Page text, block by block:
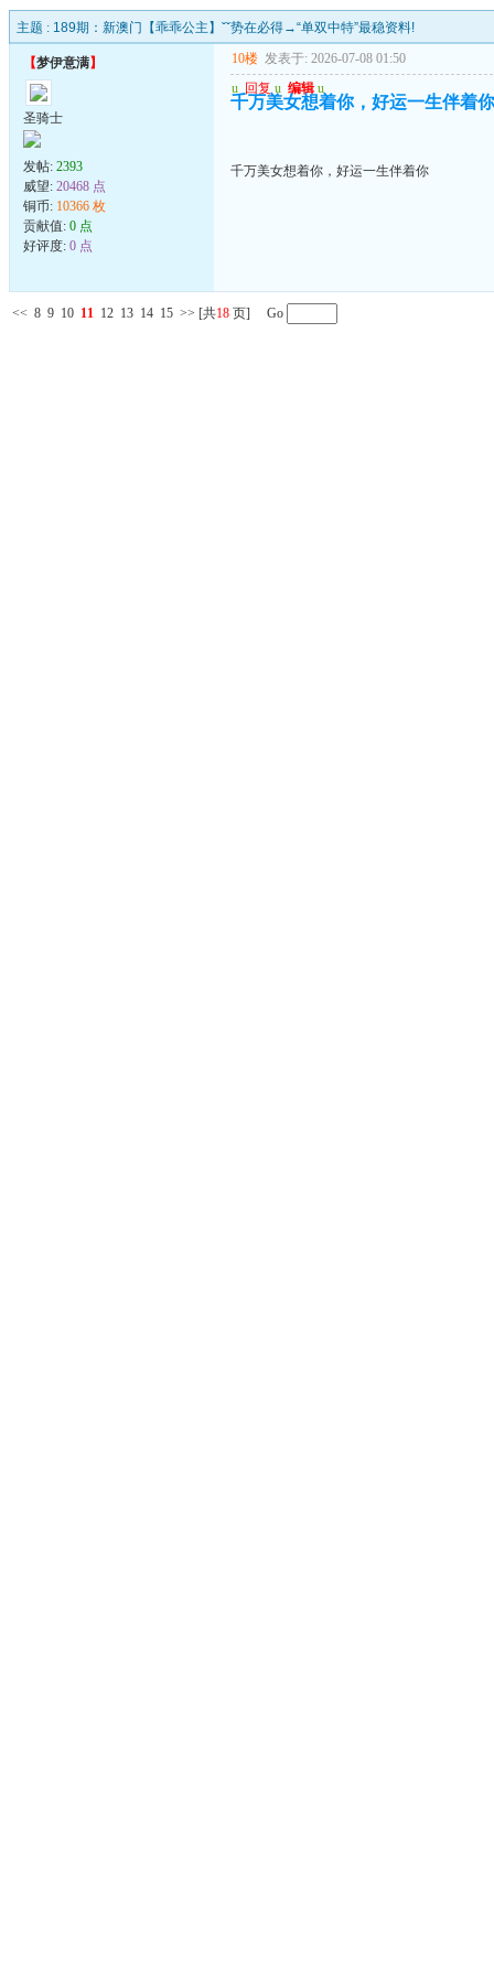
主题 : 189期：新澳门【乖乖公主】ˇˇ势在必得→“单双中特”最稳资料!
【梦伊意满】
圣骑士
发帖: 2393
威望: 20468 点
铜币: 10366 枚
贡献值: 0 点
好评度: 0 点
10楼 发表于: 2026-07-08 01:50
u 回复 u 编辑 u
千万美女想着你，好运一生伴着你
千万美女想着你，好运一生伴着你
<< 8 9 10 11 12 13 14 15 >> [共18 页] Go